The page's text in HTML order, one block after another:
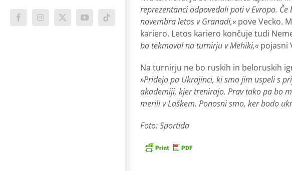
FacebookInstagram
X YouTubeTiktok
reprezentanci odpovedali poti v Evropo.
novembra letos v Granadi,« pove Vecko.
kariero. Letos kariero končuje tudi
bo tekmoval na turnirju v Mehiki,« pojasni
Na turnirju ne bo ruskih in beloruskih
»Pridejo pa Ukrajinci, ki smo jim uspeli s
akademiji, kjer trenirajo. Prav tako pa bo
merili v Laškem. Ponosni smo, ker bodo
Foto: Sportida